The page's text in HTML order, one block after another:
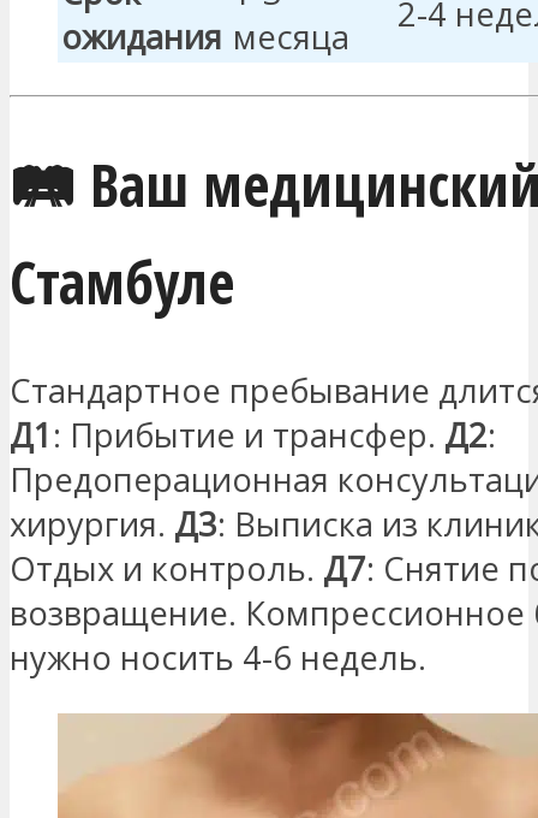
ожидания месяца
2-4
🛤️ Ваш медицинский
Стамбуле
Стандартное пребывание
Д1: Прибытие и трансфер. Д2:
Предоперационная
хирургия. Д3: Выписка из
Отдых и контроль. Д7: Снятие
возвращение. Компрессионное
нужно носить 4-6 недель.